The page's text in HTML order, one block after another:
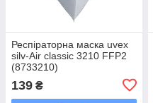
Респіраторна маска uvex
silv-Air classic 3210 FFP2
(8733210)
139 ₴